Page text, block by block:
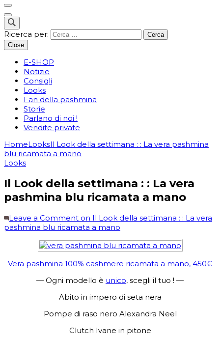
Ricerca per:
Close
E-SHOP
Notizie
Consigli
Looks
Fan della pashmina
Storie
Parlano di noi !
Vendite private
HomeLooksIl Look della settimana : : La vera pashmina
blu ricamata a mano
Looks
Il Look della settimana : : La vera
pashmina blu ricamata a mano
Leave a Comment on Il Look della settimana : : La vera
pashmina blu ricamata a mano
Vera pashmina 100% cashmere ricamata a mano, 450€
— Ogni modello è unico, scegli il tuo ! —
Abito in impero di seta nera
Pompe di raso nero Alexandra Neel
Clutch Ivane in pitone